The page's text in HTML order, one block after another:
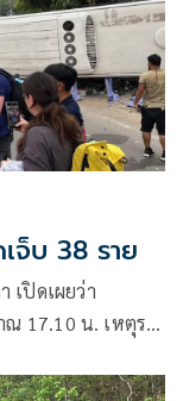
จ็บ 38 ราย
เปิดเผยว่า
ณ 17.10 น. เหตุรถ